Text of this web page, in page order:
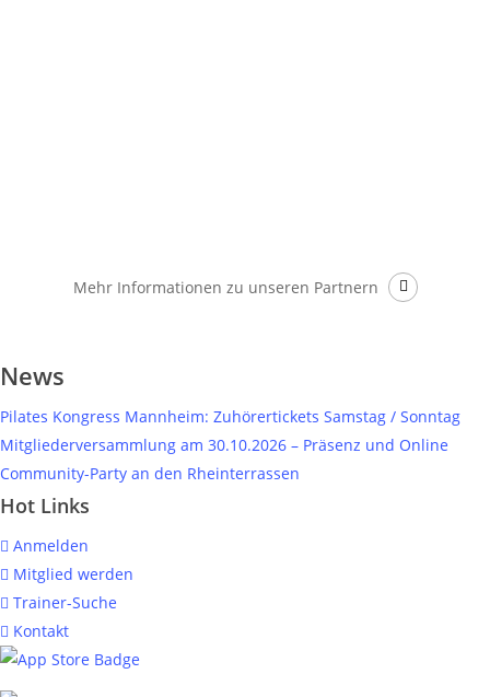
Mehr Informationen zu unseren Partnern
News
Pilates Kongress Mannheim: Zuhörertickets Samstag / Sonntag
Mitgliederversammlung am 30.10.2026 – Präsenz und Online
Community-Party an den Rheinterrassen
Hot Links
Anmelden
Mitglied werden
Trainer-Suche
Kontakt